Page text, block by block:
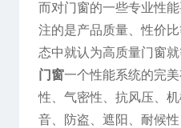
而对门窗的一些专业性
注的是产品质量、性价
态中就认为高质量门窗就
门窗一个性能系统的完
性、气密性、抗风压、
音、防盗、遮阳、耐候